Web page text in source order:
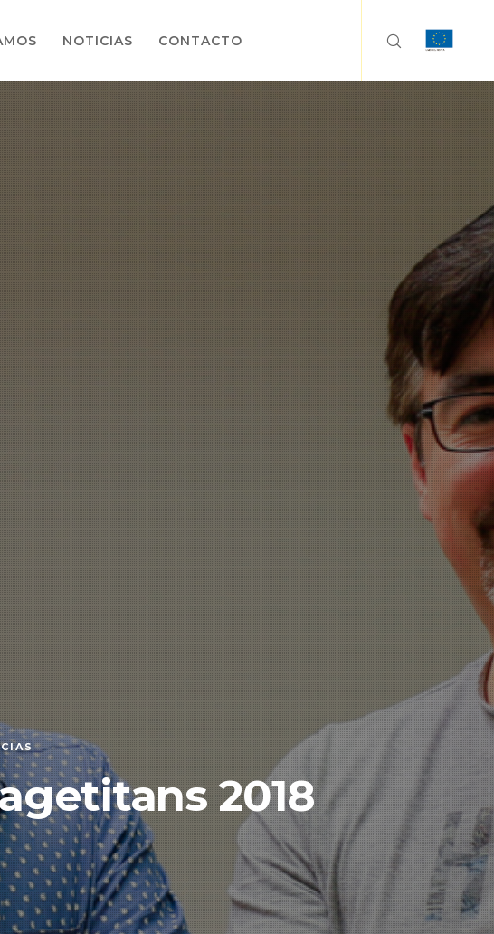
NOTICIAS CONTACTO
2018